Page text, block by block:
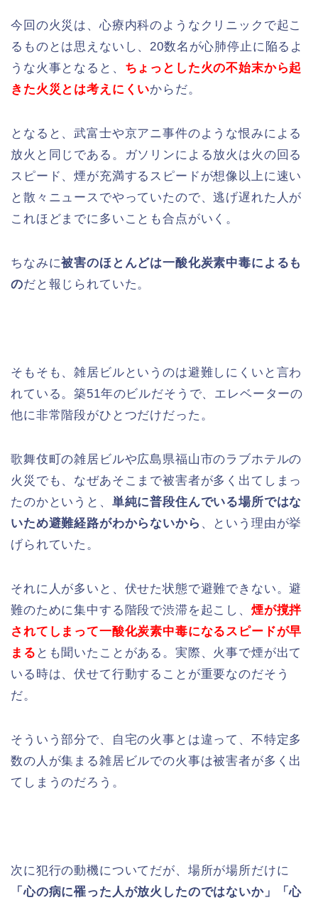
今回の火災は、心療内科のようなクリニックで起こ
るものとは思えないし、20数名が心肺停止に陥るよ
うな火事となると、 ちょっとした火の不始末から起
きた火災とは考えにくいからだ。
となると、武富士や京アニ事件のような恨みによる
放火と同じである。ガソリンによる放火は火の回る
スピード、煙が充満するスピードが想像以上に速い
と散々ニュースでやっていたので、逃げ遅れた人が
これほどまでに多いことも合点がいく。
ちなみに被害のほとんどは一酸化炭素中毒によるも
のだと報じられていた。
そもそも、雑居ビルというのは避難しにくいと言わ
れている。築51年のビルだそうで、エレベーターの
他に非常階段がひとつだけだった。
歌舞伎町の雑居ビルや広島県福山市のラブホテルの
火災でも、なぜあそこまで被害者が多く出てしまっ
たのかというと、 単純に普段住んでいる場所ではな
いため避難経路がわからないから 、という理由が挙
げられていた。
それに人が多いと、伏せた状態で避難できない。避
難のために集中する階段で渋滞を起こし、 煙が撹拌
されてしまって一酸化炭素中毒になるスピードが早
まる とも聞いたことがある。実際、火事で煙が出て
いる時は、伏せて行動することが重要なのだそう
だ。
そういう部分で、自宅の火事とは違って、不特定多
数の人が集まる雑居ビルでの火事は被害者が多く出
てしまうのだろう。
次に犯行の動機についてだが、場所が場所だけに
「心の病に罹った人が放火したのではないか」「心